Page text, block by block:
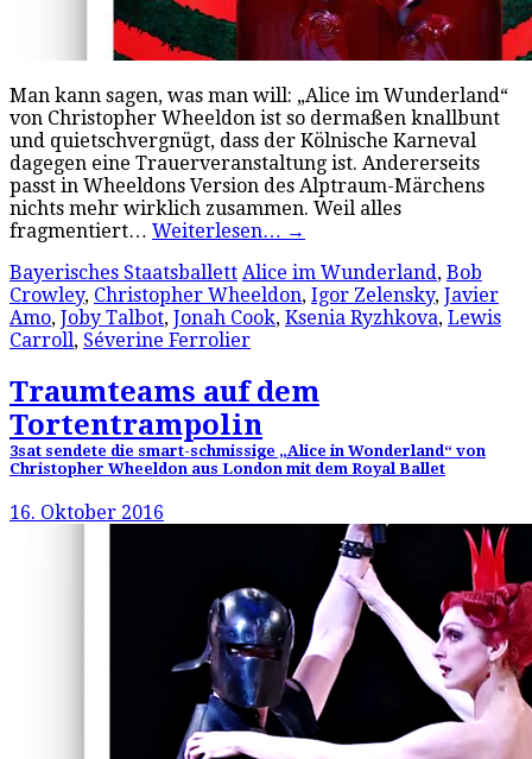
Man kann sagen, was man will: „Alice im Wunderland“
von Christopher Wheeldon ist so dermaßen knallbunt
und quietschvergnügt, dass der Kölnische Karneval
dagegen eine Trauerveranstaltung ist. Andererseits
passt in Wheeldons Version des Alptraum-Märchens
nichts mehr wirklich zusammen. Weil alles
fragmentiert… Weiterlesen… →
Bayerisches Staatsballett Alice im Wunderland, Bob
Crowley, Christopher Wheeldon, Igor Zelensky, Javier
Amo, Joby Talbot, Jonah Cook, Ksenia Ryzhkova, Lewis
Carroll, Séverine Ferrolier
Traumteams auf dem
Tortentrampolin
3sat sendete die smart-schmissige „Alice in Wonderland“ von
Christopher Wheeldon aus London mit dem Royal Ballet
16. Oktober 2016